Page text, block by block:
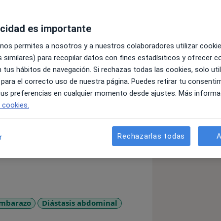
en suelo pélvico.
donde terminé con Premio
con los másteres en
también en la Universitat de
de la promoción, con
en el Hospital Universitario
del Hospital Dr. Peset y
matronas de la Comunidad
Valenciana de Estudios para la
Diástasis abdominal
es importante
permites a nosotros y a nuestros colaboradores utilizar
similares) para recopilar datos con fines estadísiticos y ofrecer
tus hábitos de navegación. Si rechazas todas las cookies, solo
el correcto uso de nuestra página. Puedes retirar tu
preferencias en cualquier momento desde ajustes. Más
Rechazarlas todas